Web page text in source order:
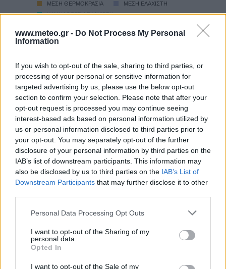
www.meteo.gr - Do Not Process My Personal
Information
If you wish to opt-out of the sale, sharing to third parties, or
processing of your personal or sensitive information for
targeted advertising by us, please use the below opt-out
section to confirm your selection. Please note that after your
opt-out request is processed you may continue seeing
interest-based ads based on personal information utilized by
us or personal information disclosed to third parties prior to
your opt-out. You may separately opt-out of the further
disclosure of your personal information by third parties on the
IAB’s list of downstream participants. This information may
also be disclosed by us to third parties on the IAB’s List of
Downstream Participants that may further disclose it to other
Personal Data Processing Opt Outs
I want to opt-out of the Sharing of my
personal data.
Opted In
I want to opt-out of the Sale of my
Πηγή: www.meteo.gr - EAA
ΔΕΚ
ΜΑΡ ΜΑΙ ΙΟΥΛ ΣΕΠΤ
ΜΗΝΑΣ
-10°C
50°C
0°C
10°C
20°C
30°C
ΘΕΡΜΟΚΡΑΣΙΑ
ΜΕΣΗ ΘΕΡΜΟΚΡΑΣΙΑ
ΜΕΣΗ ΕΛΑΧΙΣΤΗ
ΧΑΜΗΛΟΤΕΡΗ ΕΛΑΧΙΣΤΗ
Βροχόπτωση ανα μήνα (mm)
60
80